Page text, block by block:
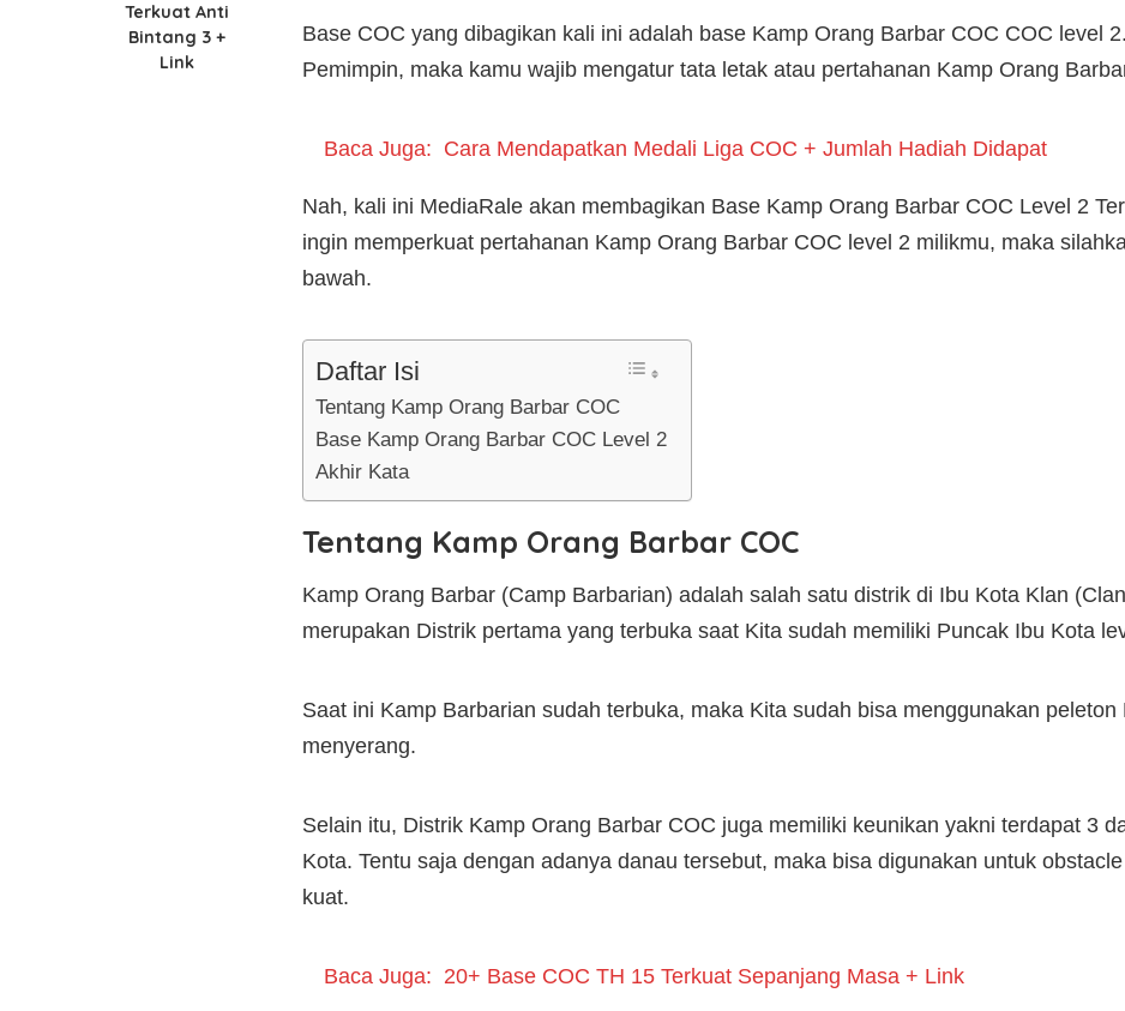
Terkuat Anti
Bintang 3 +
Link
Base COC yang dibagikan kali ini adalah base Kamp Orang Barbar COC COC level
Pemimpin, maka kamu wajib mengatur tata letak atau pertahanan Kamp Orang
Baca Juga: Cara Mendapatkan Medali Liga COC + Jumlah Hadiah Didapat
Nah, kali ini MediaRale akan membagikan Base Kamp Orang Barbar COC Level 2
ingin memperkuat pertahanan Kamp Orang Barbar COC level 2 milikmu, maka
bawah.
Daftar Isi
Tentang Kamp Orang Barbar COC
Base Kamp Orang Barbar COC Level 2
Akhir Kata
Tentang Kamp Orang Barbar COC
Kamp Orang Barbar (Camp Barbarian) adalah salah satu distrik di Ibu Kota Klan
merupakan Distrik pertama yang terbuka saat Kita sudah memiliki Puncak Ibu Kota
Saat ini Kamp Barbarian sudah terbuka, maka Kita sudah bisa menggunakan
menyerang.
Selain itu, Distrik Kamp Orang Barbar COC juga memiliki keunikan yakni terdapat 3
Kota. Tentu saja dengan adanya danau tersebut, maka bisa digunakan untuk
kuat.
Baca Juga: 20+ Base COC TH 15 Terkuat Sepanjang Masa + Link